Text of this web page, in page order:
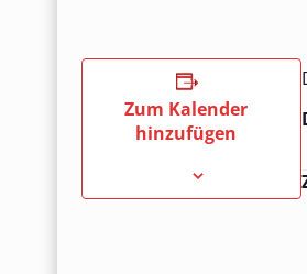
Zum Kalender
hinzufügen